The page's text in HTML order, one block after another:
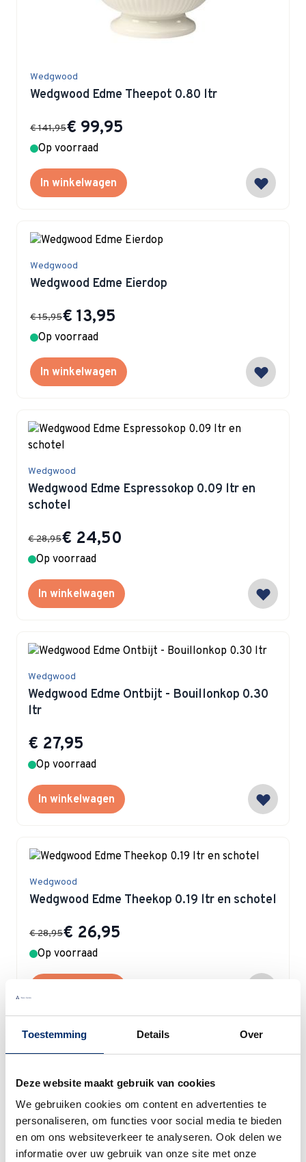
Toestemming Details Over
Deze website maakt gebruik van cookies
We gebruiken cookies om content en advertenties te
personaliseren, om functies voor social media te bieden
en om ons websiteverkeer te analyseren. Ook delen we
informatie over uw gebruik van onze site met onze
Wedgwood
Wedgwood Edme Theepot 0.80 ltr
Special Price
€ 99,95
€ 141,95
Op voorraad
In winkelwagen
Wedgwood
Wedgwood Edme Eierdop
Special Price
€ 13,95
€ 15,95
Op voorraad
In winkelwagen
Wedgwood
Wedgwood Edme Espressokop 0.09 ltr en
schotel
Special Price
€ 24,50
€ 28,95
Op voorraad
In winkelwagen
Wedgwood
Wedgwood Edme Ontbijt - Bouillonkop 0.30
ltr
€ 27,95
Op voorraad
In winkelwagen
Wedgwood
Wedgwood Edme Theekop 0.19 ltr en schotel
Special Price
€ 26,95
€ 28,95
Op voorraad
Wedgwood Edme Soepkop 0.21 ltr
Special Price
€ 33,45
€ 38,95
Op voorraad